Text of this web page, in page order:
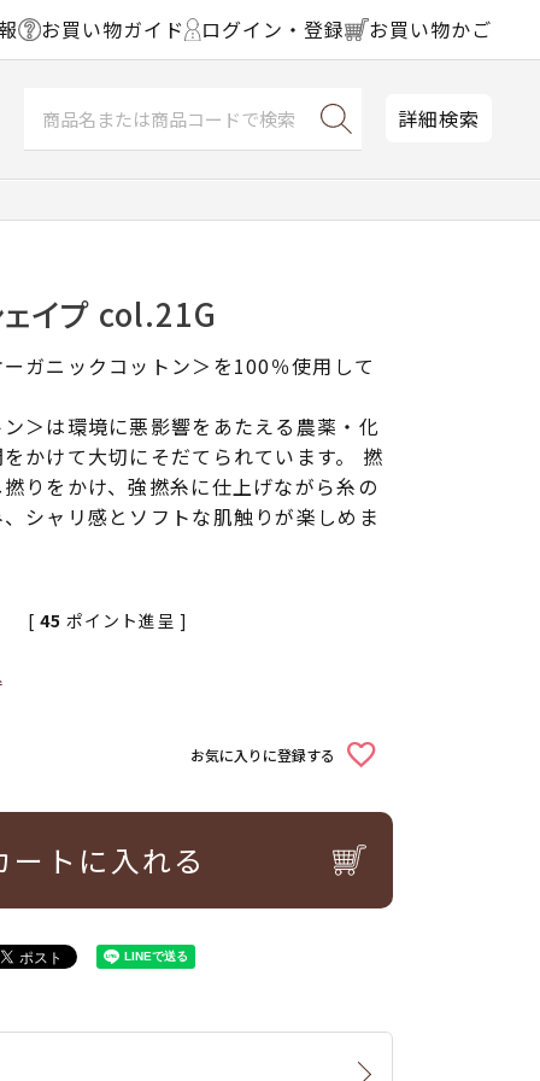
お買い物ガイド ログイン・登録 お買い物かご
詳細検索
イプ col.21G
ガニックコットン＞を100％使用して
＞は環境に悪影響をあたえる農薬・化
かけて大切にそだてられています。 撚
りをかけ、強撚糸に仕上げながら糸の
シャリ感とソフトな肌触りが楽しめま
[ 45 ポイント進呈 ]
お気に入りに登録する
ートに入れる